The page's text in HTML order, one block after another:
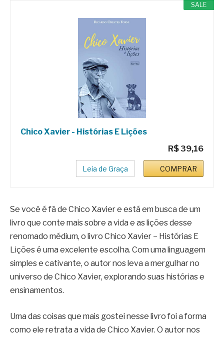
SALE
Chico Xavier - Histórias E Lições
R$ 39,16
Leia de Graça COMPRAR
Se você é fã de Chico Xavier e está em busca de um
livro que conte mais sobre a vida e as lições desse
renomado médium, o livro Chico Xavier – Histórias E
Lições é uma excelente escolha. Com uma linguagem
simples e cativante, o autor nos leva a mergulhar no
universo de Chico Xavier, explorando suas histórias e
ensinamentos.
Uma das coisas que mais gostei nesse livro foi a forma
como ele retrata a vida de Chico Xavier. O autor nos